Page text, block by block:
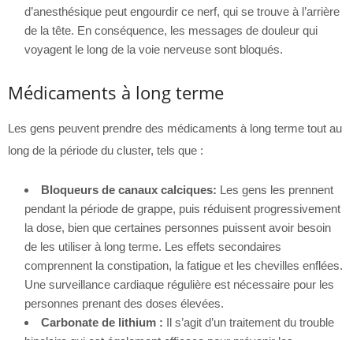
d’anesthésique peut engourdir ce nerf, qui se trouve à l’arrière
de la tête. En conséquence, les messages de douleur qui
voyagent le long de la voie nerveuse sont bloqués.
Médicaments à long terme
Les gens peuvent prendre des médicaments à long terme tout au
long de la période du cluster, tels que :
Bloqueurs de canaux calciques: Les gens les prennent
pendant la période de grappe, puis réduisent progressivement
la dose, bien que certaines personnes puissent avoir besoin
de les utiliser à long terme. Les effets secondaires
comprennent la constipation, la fatigue et les chevilles enflées.
Une surveillance cardiaque régulière est nécessaire pour les
personnes prenant des doses élevées.
Carbonate de lithium : Il s’agit d’un traitement du trouble